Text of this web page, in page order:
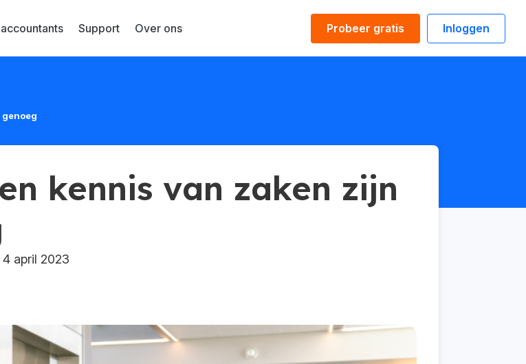
Probeer gratis Inloggen
Support Over ons
kennis van zaken zijn
april 2023